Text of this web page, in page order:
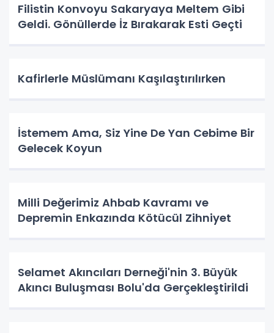
Filistin Konvoyu Sakaryaya Meltem Gibi
Geldi. Gönüllerde İz Bırakarak Esti Geçti
Kafirlerle Müslümanı Kaşılaştırılırken
İstemem Ama, Siz Yine De Yan Cebime Bir
Gelecek Koyun
Milli Değerimiz Ahbab Kavramı ve
Depremin Enkazında Kötücül Zihniyet
Selamet Akıncıları Derneği'nin 3. Büyük
Akıncı Buluşması Bolu'da Gerçekleştirildi